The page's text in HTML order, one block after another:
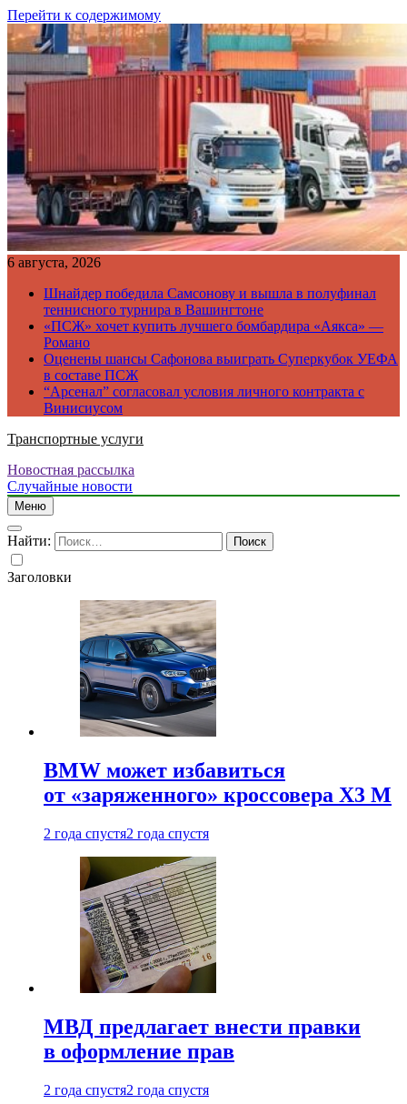
Перейти к содержимому
6 августа, 2026
Шнайдер победила Самсонову и вышла в полуфинал
теннисного турнира в Вашингтоне
«ПСЖ» хочет купить лучшего бомбардира «Аякса» —
Романо
Оценены шансы Сафонова выиграть Суперкубок УЕФА
в составе ПСЖ
“Арсенал” согласовал условия личного контракта с
Винисиусом
Транспортные услуги
Новостная рассылка
Случайные новости
Меню
Найти:
Заголовки
BMW может избавиться
от «заряженного» кроссовера X3 M
2 года спустя2 года спустя
МВД предлагает внести правки
в оформление прав
2 года спустя2 года спустя